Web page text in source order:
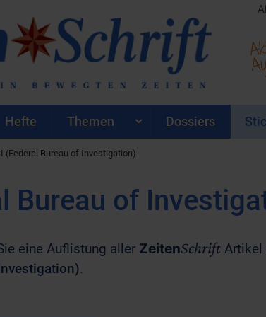
Hefte Themen Dossiers
(Federal Bureau of Investigation)
Bureau of
eine Auflistung aller ZeitenSchrift Artikel
.